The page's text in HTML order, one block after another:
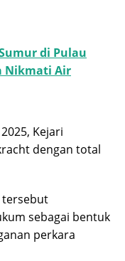
di Pulau
Nikmati Air
Kejari
dengan total
tersebut
sebagai bentuk
perkara